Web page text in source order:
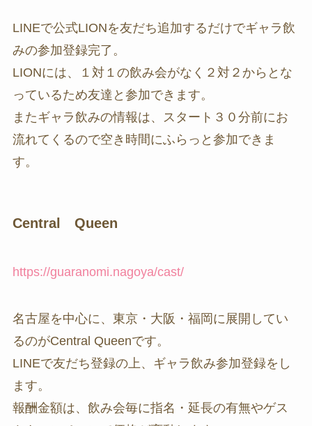
LINEで公式LIONを友だち追加するだけでギャラ飲
みの参加登録完了。
LIONには、１対１の飲み会がなく２対２からとな
っているため友達と参加できます。
またギャラ飲みの情報は、スタート３０分前にお
流れてくるので空き時間にふらっと参加できま
す。
Central Queen
https://guaranomi.nagoya/cast/
名古屋を中心に、東京・大阪・福岡に展開してい
るのがCentral Queenです。
LINEで友だち登録の上、ギャラ飲み参加登録をし
ます。
報酬金額は、飲み会毎に指名・延長の有無やゲス